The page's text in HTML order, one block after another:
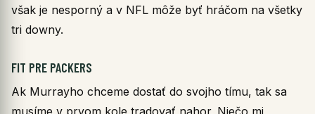
však je nesporný a v NFL môže byť hráčom na všetky
tri downy.
FIT PRE PACKERS
Ak Murrayho chceme dostať do svojho tímu, tak sa